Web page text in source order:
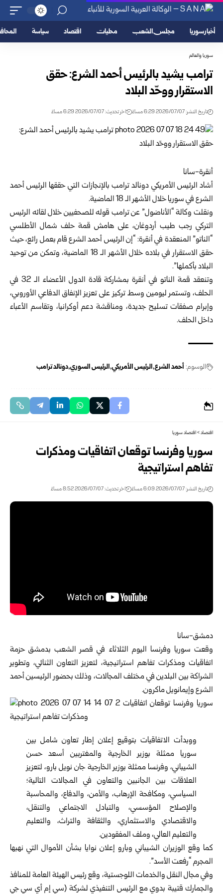
أخبار سوريا مجلس الشعب محليات اقتصاد سياسة
سوريا والعالم
ترامب يشيد بالرئيس أحمد الشرع: حقق
الاستقرار ووحّد البلاد
تاريخ النشر: 2026/07/07 6:29 مساءً اخر تحديث: 2026/07/07 6:29 مساءً
أنقرة-سانا‏
أشاد الرئيس الأمريكي دونالد ترامب بالإنجازات التي حققها الرئيس أحمد
‏الشرعفي سوريا خلال الأشهر الـ 18 الماضية.‏
ونقلت وكالة “الأناضول” عن ترامب قوله للصحفيين خلال لقائه الرئيس
‏التركي رجب طيب أردوغان، على هامش قمة حلف شمال الأطلسي
“الناتو” ‏المنعقدة في أنقرة: “إن الرئيس أحمد الشرع قام بعمل رائع، حيث
حقق ‏الاستقرار في بلاده خلال الأشهر الـ 18 الماضية، وتمكن من توحيد
البلاد ‏بأكملها”.‏
وتنعقد قمة الناتو في أنقرة بمشاركة قادة الدول الأعضاء الـ 32 في
الحلف، ‏وتستمر ليومين وسط تركيز على تعزيز الإنفاق الدفاعي الأوروبي،
وإبرام ‏صفقات تسليح جديدة، ومناقشة دعم أوكرانيا، وتقاسم الأعباء
داخل الحلف.‏
الوسوم: أحمد الشرع الرئيس الأمريكي الرئيس السوري دونالد ترامب
اقتصاد>اقتصاد سوريا
سوريا وفرنسا توقعان اتفاقيات ومذكرات
تفاهم استراتيجية
تاريخ النشر: 2026/07/07 6:09 مساءً اخر تحديث: 2026/07/07 8:52 مساءً
دمشق-سانا
وقعت سوريا وفرنسا اليوم الثلاثاء في قصر الشعب بدمشق حزمة
اتفاقيات ومذكرات تفاهم استراتيجية، لتعزيز التعاون الثنائي، وتطوير
الشراكة بين البلدين في مختلف المجالات، وذلك بحضور الرئيسين أحمد
الشرع وإيمانويل ماكرون.
ووبدأت الاتفاقيات بتوقيع إعلان إطار تعاون شامل بين
سوريا ممثلة بوزير الخارجية ‏والمغتربين أسعد حسن
الشيباني، وفرنسا ممثلة بوزير الخارجية جان نويل ‏بارو، لتعزيز
العلاقات بين الجانبين والتعاون في المجالات التالية؛
السياسي، ومكافحة الإرهاب، والأمن، والدفاع، والمحاسبة
والإصلاح المؤسسي، والتبادل الاجتماعي والتنقل،
والاقتصادي والاستثماري، والثقافة والتراث، والتعليم
والتعليم العالي، وملف المفقودين.
كما وقع الوزيران الشيباني وبارو إعلان نوايا بشأن الأموال التي نهبها
المجرم “رفعت الأسد”.
وفي مجال النقل والخدمات اللوجستية، وقع رئيس الهيئة العامة للمنافذ
والجمارك قتيبة بدوي مع الرئيس التنفيذي لشركة (سي إم أي سي جي